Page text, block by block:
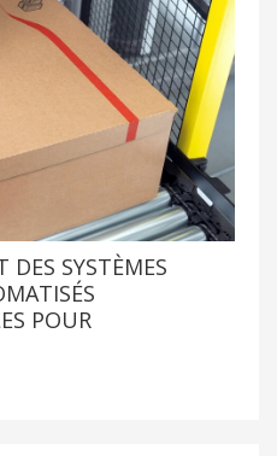
DES SYSTÈMES
POUR